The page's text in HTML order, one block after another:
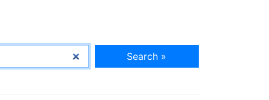
Search »